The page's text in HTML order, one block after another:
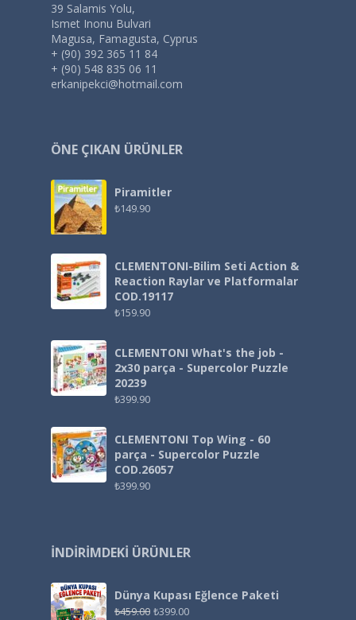
39 Salamis Yolu,
Ismet Inonu Bulvari
Magusa, Famagusta, Cyprus
+ (90) 392 365 11 84
+ (90) 548 835 06 11
erkanipekci@hotmail.com
ÖNE ÇIKAN ÜRÜNLER
Piramitler
₺149.90
CLEMENTONI-Bilim Seti Action &
Reaction Raylar ve Platformalar
COD.19117
₺159.90
CLEMENTONI What's the job -
2x30 parça - Supercolor Puzzle
20239
₺399.90
CLEMENTONI Top Wing - 60
parça - Supercolor Puzzle
COD.26057
₺399.90
İNDIRIMDEKI ÜRÜNLER
Dünya Kupası Eğlence Paketi
₺459.00 ₺399.00